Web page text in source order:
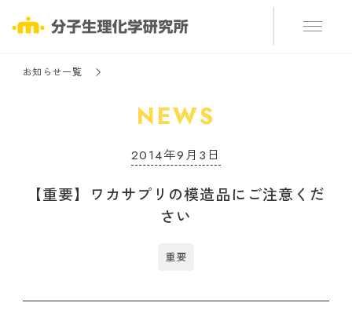
お知らせ一覧
NEWS
2014年9月3日
【重要】ワカサプリの模造品にご注意くだ
さい
重要